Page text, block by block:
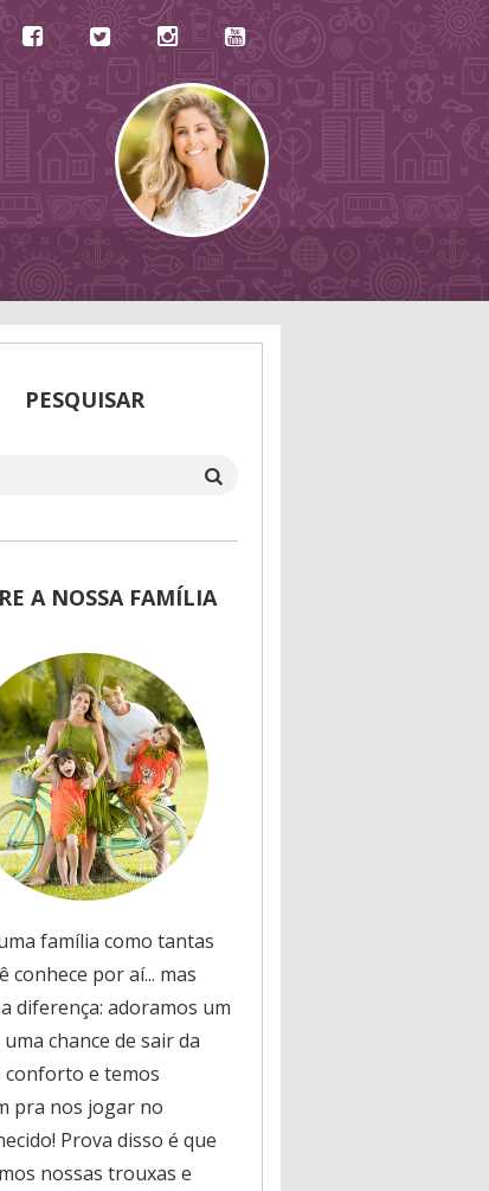
PESQUISAR
A NOSSA FAMÍLIA
família como tantas
conhece por aí... mas
diferença: adoramos um
chance de sair da
conforto e temos
pra nos jogar no
Prova disso é que
nossas trouxas e